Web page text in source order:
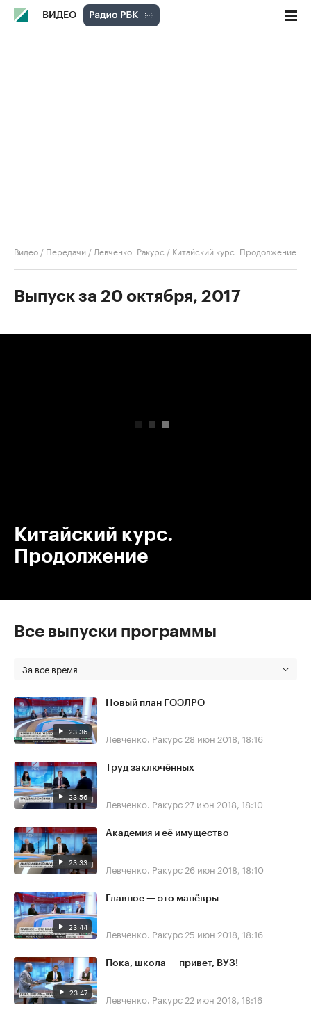
ВИДЕО
Видео / Передачи / Левченко. Ракурс / Китайский курс. Продолжение
Выпуск за 20 октября, 2017
Китайский курс.
Продолжение
Все выпуски программы
За все время
23:36
Новый план ГОЭЛРО
Левченко. Ракурс 28 июн 2018, 18:16
23:56
Труд заключённых
Левченко. Ракурс 27 июн 2018, 18:10
23:33
Академия и её имущество
Левченко. Ракурс 26 июн 2018, 18:10
23:44
Главное — это манёвры
Левченко. Ракурс 25 июн 2018, 18:16
23:47
Пока, школа — привет, ВУЗ!
Левченко. Ракурс 22 июн 2018, 18:16